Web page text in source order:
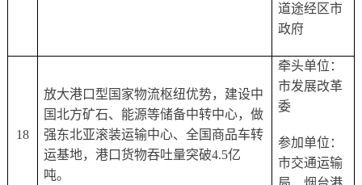
道途经区市
政府
18
放大港口型国家物流枢纽优势，建设中
国北方矿石、能源等储备中转中心，做
强东北亚滚装运输中心、全国商品车转
运基地，港口货物吞吐量突破4.5亿
吨。
牵头单位：
市发展改革
委
参加单位：
市交通运输